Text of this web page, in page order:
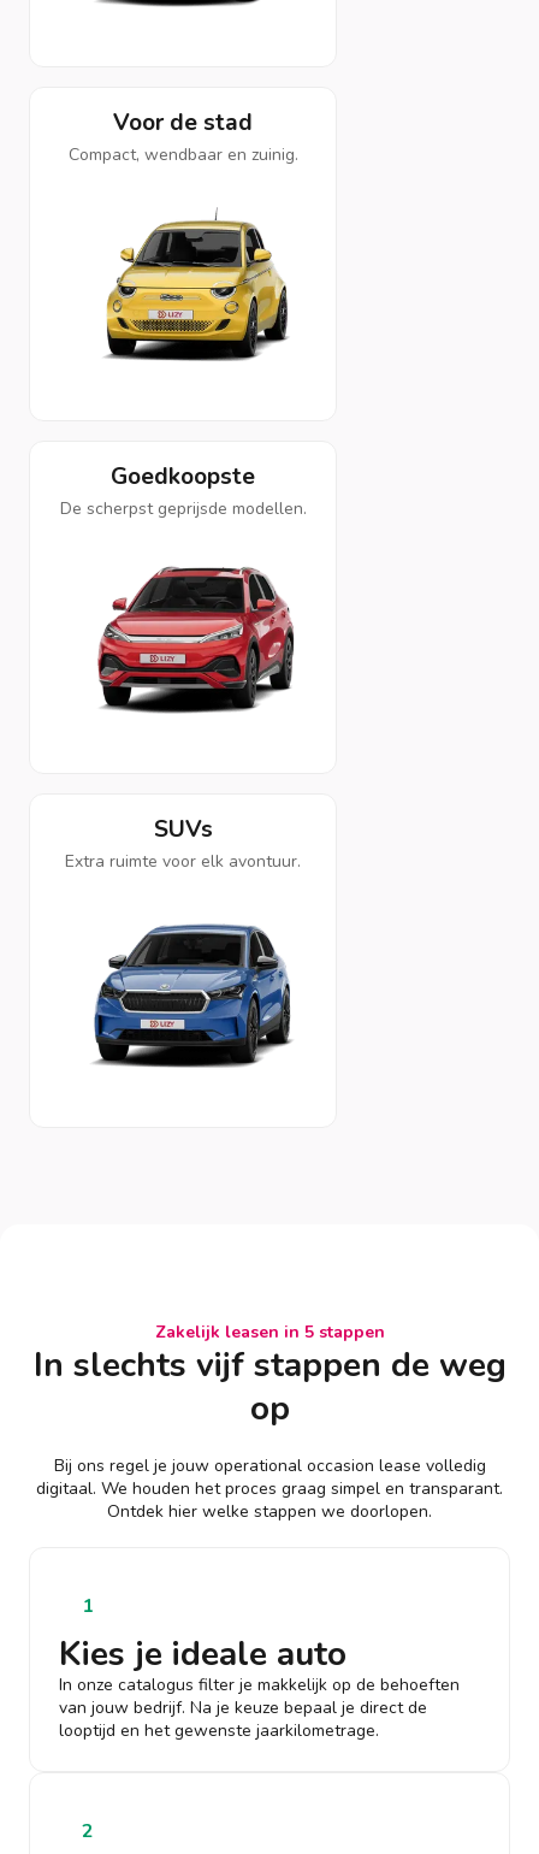
Voor de stad
Compact, wendbaar en zuinig.
Goedkoopste
De scherpst geprijsde modellen.
SUVs
Extra ruimte voor elk avontuur.
Zakelijk leasen in 5 stappen
In slechts vijf stappen de weg
op
Bij ons regel je jouw operational occasion lease volledig
digitaal. We houden het proces graag simpel en transparant.
Ontdek hier welke stappen we doorlopen.
1
Kies je ideale auto
In onze catalogus filter je makkelijk op de behoeften
van jouw bedrijf. Na je keuze bepaal je direct de
looptijd en het gewenste jaarkilometrage.
2